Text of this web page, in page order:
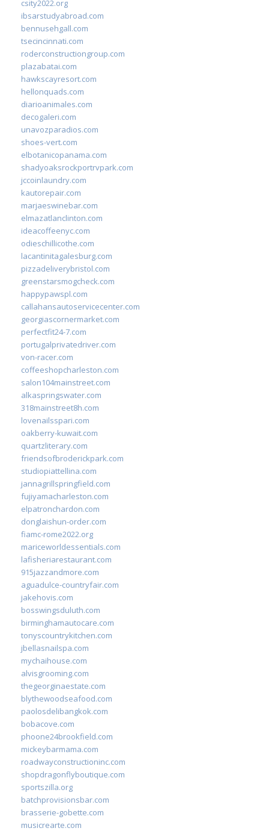
csity2022.org
ibsarstudyabroad.com
bennusehgall.com
tsecincinnati.com
roderconstructiongroup.com
plazabatai.com
hawkscayresort.com
hellonquads.com
diarioanimales.com
decogaleri.com
unavozparadios.com
shoes-vert.com
elbotanicopanama.com
shadyoaksrockportrvpark.com
jccoinlaundry.com
kautorepair.com
marjaeswinebar.com
elmazatlanclinton.com
ideacoffeenyc.com
odieschillicothe.com
lacantinitagalesburg.com
pizzadeliverybristol.com
greenstarsmogcheck.com
happypawspl.com
callahansautoservicecenter.com
georgiascornermarket.com
perfectfit24-7.com
portugalprivatedriver.com
von-racer.com
coffeeshopcharleston.com
salon104mainstreet.com
alkaspringswater.com
318mainstreet8h.com
lovenailsspari.com
oakberry-kuwait.com
quartzliterary.com
friendsofbroderickpark.com
studiopiattellina.com
jannagrillspringfield.com
fujiyamacharleston.com
elpatronchardon.com
donglaishun-order.com
fiamc-rome2022.org
mariceworldessentials.com
lafisheriarestaurant.com
915jazzandmore.com
aguadulce-countryfair.com
jakehovis.com
bosswingsduluth.com
birminghamautocare.com
tonyscountrykitchen.com
jbellasnailspa.com
mychaihouse.com
alvisgrooming.com
thegeorginaestate.com
blythewoodseafood.com
paolosdelibangkok.com
bobacove.com
phoone24brookfield.com
mickeybarmama.com
roadwayconstructioninc.com
shopdragonflyboutique.com
sportszilla.org
batchprovisionsbar.com
brasserie-gobette.com
musicrearte.com